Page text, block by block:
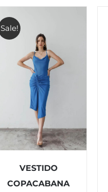
Sale!
VESTIDO
COPACABANA